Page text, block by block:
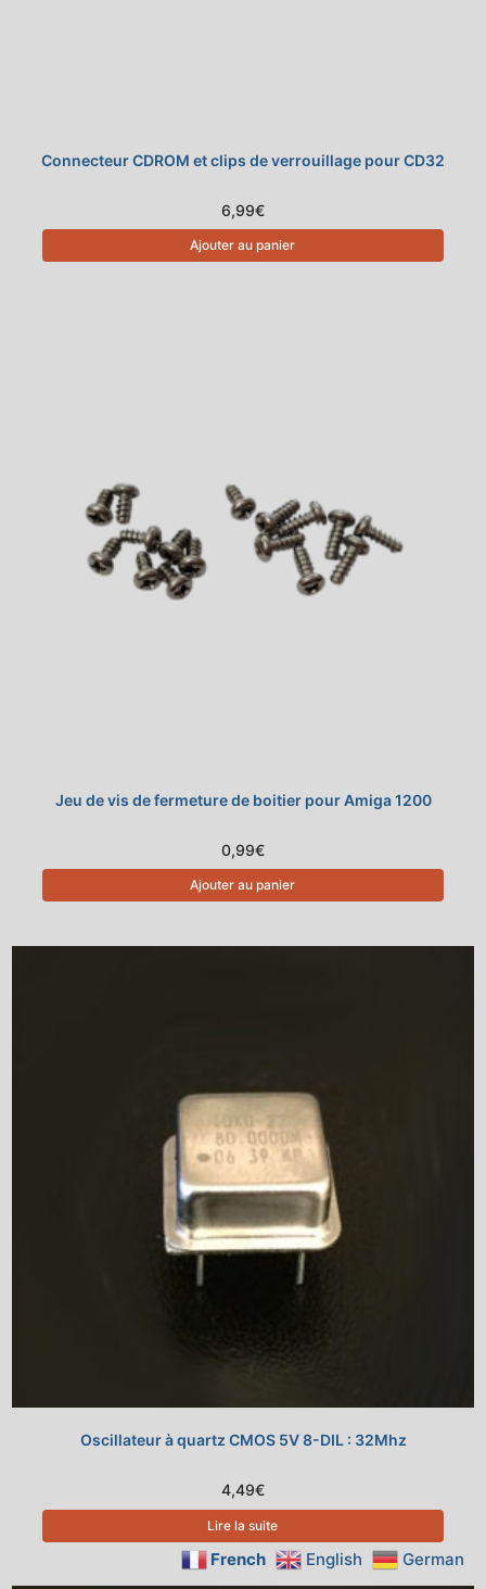
Connecteur CDROM et clips de verrouillage pour CD32
6,99€
Ajouter au panier
Jeu de vis de fermeture de boitier pour Amiga 1200
0,99€
Ajouter au panier
Oscillateur à quartz CMOS 5V 8-DIL : 32Mhz
4,49€
Lire la suite
French English German